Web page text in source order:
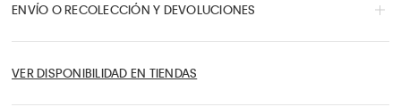
ENVÍO O RECOLECCIÓN Y DEVOLUCIONES
VER DISPONIBILIDAD EN TIENDAS